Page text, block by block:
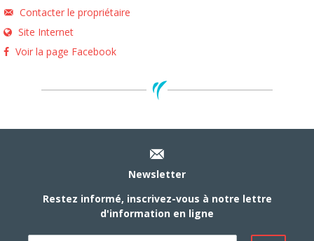
Contacter le propriétaire
Site Internet
Voir la page Facebook
Newsletter
Restez informé, inscrivez-vous à notre lettre
d'information en ligne